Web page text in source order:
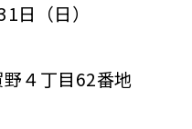
日（日）
４丁目62番地